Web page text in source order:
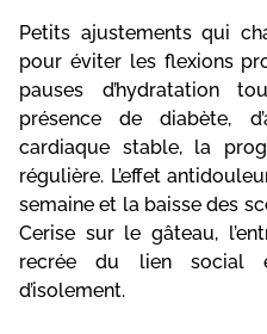
Petits ajustements qui
pour éviter les flexions
pauses d’hydratation
présence de diabète,
cardiaque stable, la
régulière. L’effet
semaine et la baisse des
Cerise sur le gâteau,
recrée du lien social
d’isolement.